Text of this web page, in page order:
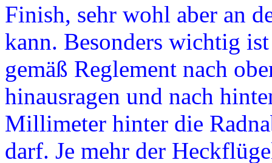
Finish, sehr wohl aber an
kann. Besonders wichtig
gemäß Reglement nach
hinausragen und nach
Millimeter hinter die
darf. Je mehr der